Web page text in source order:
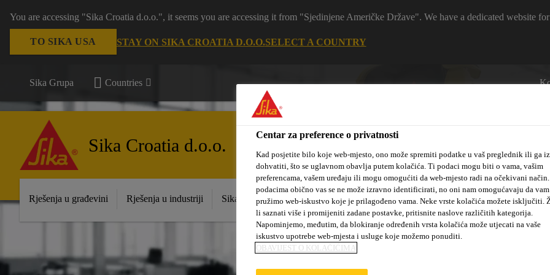
You are accessing "Sika Croatia d.o.o.", it seems you are accessing it from "Sjedinjene Američke Države". We have a dedicated website
TO SIKA USA STAY ON SIKA CROATIA D.O.O.SELECT A COUNTRY
Sika Grupa Countries
Sika Croatia d.o.o.
Rješenja u građevini Rješenja u industriji Sika prodajna mjesta Novosti #dobrakemija O nama Projekti i
Centar za preference o privatnosti
Kad posjetite bilo koje web-mjesto, ono može spremiti podatke u vaš preglednik ili ga
dohvatiti, što se uglavnom obavlja putem kolačića. Ti podaci mogu biti o vama, vašim
preferencama, vašem uređaju ili mogu omogućiti da web-mjesto radi na očekivani
podacima obično vas se ne može izravno identificirati, no oni nam omogućavaju da vam
pružimo web-iskustvo koje je prilagođeno vama. Neke vrste kolačića možete isključiti.
li saznati više i promijeniti zadane postavke, pritisnite naslove različitih kategorija.
Napominjemo, međutim, da blokiranje određenih vrsta kolačića može utjecati na vaše
iskustvo upotrebe web-mjesta i usluge koje možemo ponuditi.
OBAVIJEST O KOLAČIĆIMA